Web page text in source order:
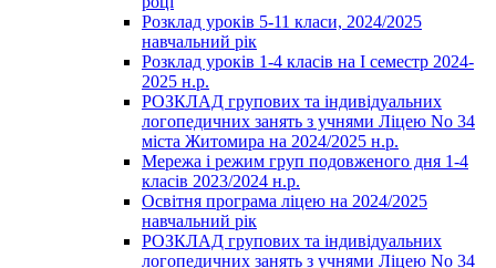
Розклад уроків 5-11 класи, 2024/2025
навчальний рік
Розклад уроків 1-4 класів на І семестр 2024-
2025 н.р.
РОЗКЛАД групових та індивідуальних
логопедичних занять з учнями Ліцею No 34
міста Житомира на 2024/2025 н.р.
Мережа і режим груп подовженого дня 1-4
класів 2023/2024 н.р.
Освітня програма ліцею на 2024/2025
навчальний рік
РОЗКЛАД групових та індивідуальних
логопедичних занять з учнями Ліцею No 34